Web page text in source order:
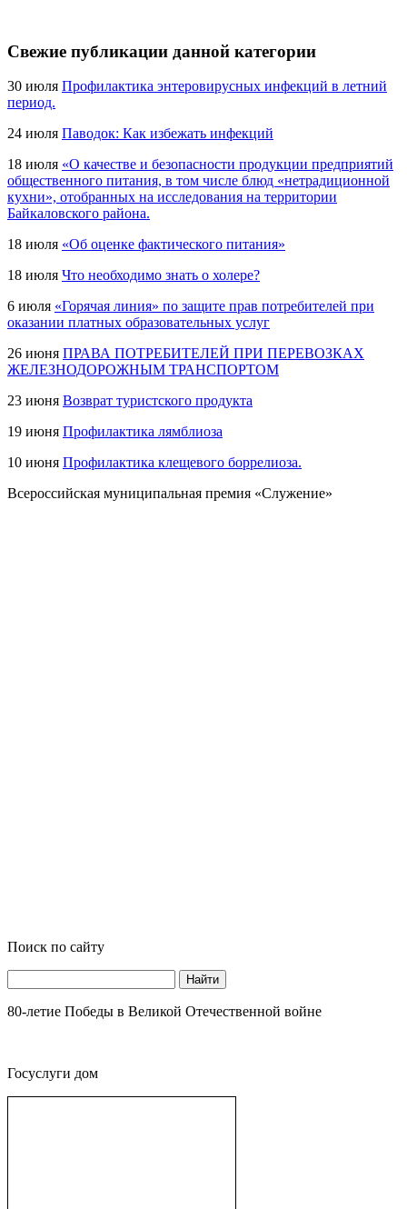
Свежие публикации данной категории
30 июля Профилактика энтеровирусных инфекций в летний
период.
24 июля Паводок: Как избежать инфекций
18 июля «О качестве и безопасности продукции предприятий
общественного питания, в том числе блюд «нетрадиционной
кухни», отобранных на исследования на территории
Байкаловского района.
18 июля «Об оценке фактического питания»
18 июля Что необходимо знать о холере?
6 июля «Горячая линия» по защите прав потребителей при
оказании платных образовательных услуг
26 июня ПРАВА ПОТРЕБИТЕЛЕЙ ПРИ ПЕРЕВОЗКАХ
ЖЕЛЕЗНОДОРОЖНЫМ ТРАНСПОРТОМ
23 июня Возврат туристского продукта
19 июня Профилактика лямблиоза
10 июня Профилактика клещевого боррелиоза.
Всероссийская муниципальная премия «Служение»
Поиск по сайту
Найти
80-летие Победы в Великой Отечественной войне
Госуслуги дом